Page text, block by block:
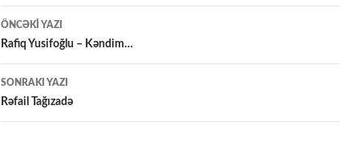
Yazılar
üzrə
naviqasiya
ÖNCƏKI YAZI
Rafiq Yusifoğlu – Kəndim…
SONRAKI YAZI
Rəfail Tağızadə